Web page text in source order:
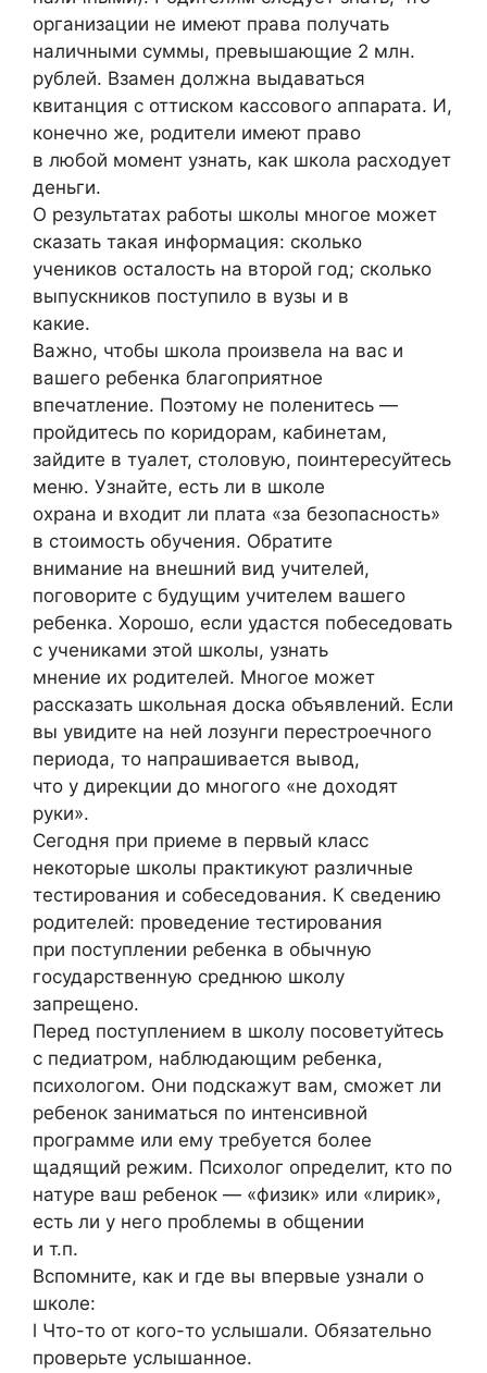
организации не имеют права получать
наличными суммы, превышающие 2 млн.
рублей. Взамен должна выдаваться
квитанция с оттиском кассового аппарата. И,
конечно же, родители имеют право
в любой момент узнать, как школа расходует
деньги.
О результатах работы школы многое может
сказать такая информация: сколько
учеников осталость на второй год; сколько
выпускников поступило в вузы и в
какие.
Важно, чтобы школа произвела на вас и
вашего ребенка благоприятное
впечатление. Поэтому не поленитесь —
пройдитесь по коридорам, кабинетам,
зайдите в туалет, столовую, поинтересуйтесь
меню. Узнайте, есть ли в школе
охрана и входит ли плата «за безопасность»
в стоимость обучения. Обратите
внимание на внешний вид учителей,
поговорите с будущим учителем вашего
ребенка. Хорошо, если удастся побеседовать
с учениками этой школы, узнать
мнение их родителей. Многое может
рассказать школьная доска объявлений. Если
вы увидите на ней лозунги перестроечного
периода, то напрашивается вывод,
что у дирекции до многого «не доходят
руки».
Сегодня при приеме в первый класс
некоторые школы практикуют различные
тестирования и собеседования. К сведению
родителей: проведение тестирования
при поступлении ребенка в обычную
государственную среднюю школу
запрещено.
Перед поступлением в школу посоветуйтесь
с педиатром, наблюдающим ребенка,
психологом. Они подскажут вам, сможет ли
ребенок заниматься по интенсивной
программе или ему требуется более
щадящий режим. Психолог определит, кто по
натуре ваш ребенок — «физик» или «лирик»,
есть ли у него проблемы в общении
и т.п.
Вспомните, как и где вы впервые узнали о
школе:
l Что-то от кого-то услышали. Обязательно
проверьте услышанное.